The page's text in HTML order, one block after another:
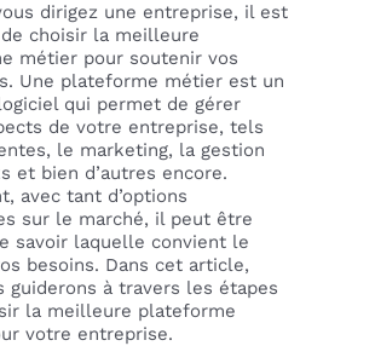
dirigez une entreprise, il est
choisir la meilleure
métier pour soutenir vos
Une plateforme métier est un
qui permet de gérer
de votre entreprise, tels
le marketing, la gestion
et bien d’autres encore.
avec tant d’options
sur le marché, il peut être
savoir laquelle convient le
besoins. Dans cet article,
guiderons à travers les étapes
la meilleure plateforme
votre entreprise.